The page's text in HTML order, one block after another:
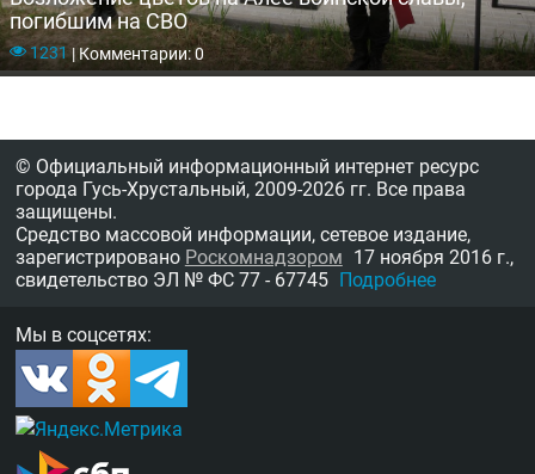
погибшим на СВО
1231|Комментарии: 0
© Официальный информационный интернет ресурс
города Гусь-Хрустальный, 2009-2026 гг. Все права
защищены.
Средство массовой информации, сетевое издание,
зарегистрировано Роскомнадзором 17 ноября 2016 г.,
свидетельство ЭЛ № ФС 77 - 67745 Подробнее
Мы в соцсетях: